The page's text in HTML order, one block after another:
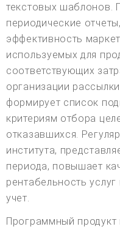
текстовых шаблонов.
периодические
эффективность
используемых для
соответствующих
организации
формирует список
критериям отбора
отказавшихся.
института,
периода, повышает
рентабельность
учет.
Программный продукт